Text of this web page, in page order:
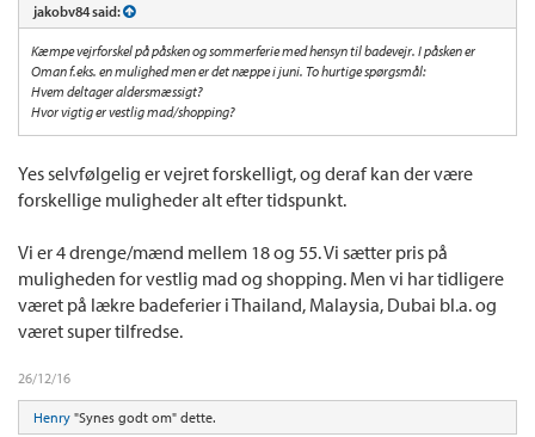
jakobv84 said:
Kæmpe vejrforskel på påsken og sommerferie med hensyn til badevejr. I påsken er
Oman f.eks. en mulighed men er det næppe i juni. To hurtige spørgsmål:
Hvem deltager aldersmæssigt?
Hvor vigtig er vestlig mad/shopping?
Yes selvfølgelig er vejret forskelligt, og deraf kan der være
forskellige muligheder alt efter tidspunkt.
Vi er 4 drenge/mænd mellem 18 og 55. Vi sætter pris på
muligheden for vestlig mad og shopping. Men vi har tidligere
været på lækre badeferier i Thailand, Malaysia, Dubai bl.a. og
været super tilfredse.
26/12/16
Henry "Synes godt om" dette.